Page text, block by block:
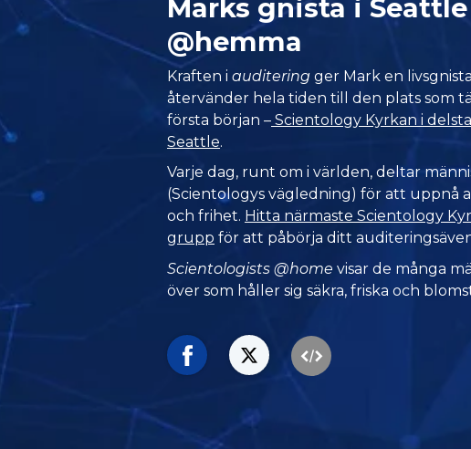
Marks gnista i Seattle
@hemma
Kraften iauditering ger Mark en
återvänder hela tiden till den plats som
första början – Scientology Kyrkan i
Seattle.
Varje dag, runt om i världen, deltar
(Scientologys vägledning) för att uppnå
och frihet. Hitta närmaste Scientology
grupp för att påbörja ditt
Scientologists @home visar de många
över som håller sig säkra, friska och